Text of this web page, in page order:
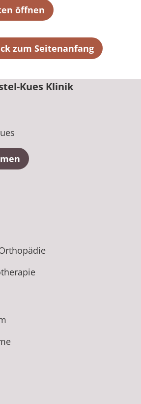
öffnen
zum Seitenanfang
Kues Klinik